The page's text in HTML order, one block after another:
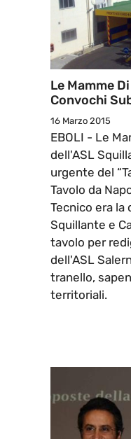
Le Mamme
Convochi
16 Marzo 2015
EBOLI - Le
dell'ASL
urgente del
Tavolo da
Tecnico era
Squillante e
tavolo per
dell'ASL
tranello,
territoriali.